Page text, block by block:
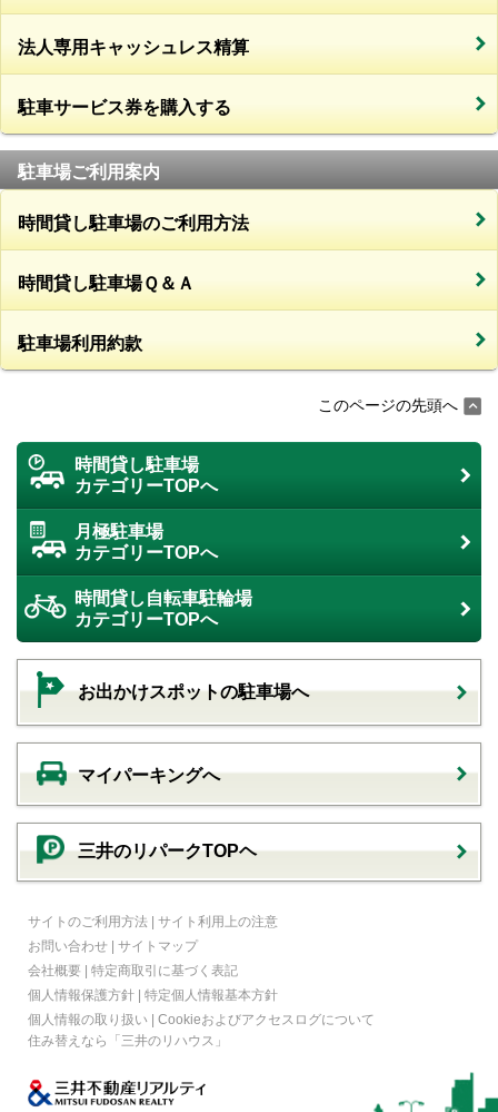
法人専用キャッシュレス精算
駐車サービス券を購入する
駐車場ご利用案内
時間貸し駐車場のご利用方法
時間貸し駐車場Ｑ＆Ａ
駐車場利用約款
このページの先頭へ
時間貸し駐車場
カテゴリーTOPへ
月極駐車場
カテゴリーTOPへ
時間貸し自転車駐輪場
カテゴリーTOPへ
お出かけスポットの駐車場へ
マイパーキングへ
三井のリパークTOPヘ
サイトのご利用方法 | サイト利用上の注意
お問い合わせ | サイトマップ
会社概要 | 特定商取引に基づく表記
個人情報保護方針 | 特定個人情報基本方針
個人情報の取り扱い | Cookieおよびアクセスログについて
住み替えなら
「三井のリハウス」